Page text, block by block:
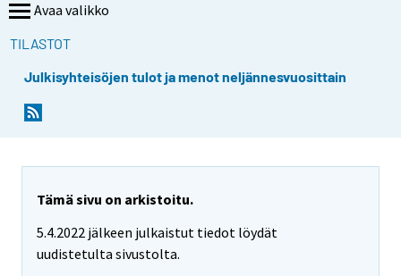
Avaa valikko
TILASTOT
Julkisyhteisöjen tulot ja menot neljännesvuosittain
Tämä sivu on arkistoitu.
5.4.2022 jälkeen julkaistut tiedot löydät
uudistetulta sivustolta.